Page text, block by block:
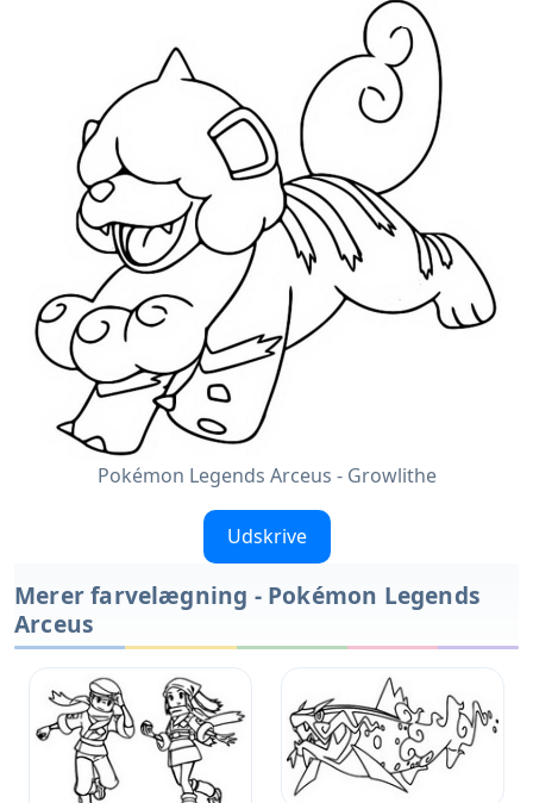
Pokémon Legends Arceus - Growlithe
Udskrive
Merer farvelægning - Pokémon Legends
Arceus